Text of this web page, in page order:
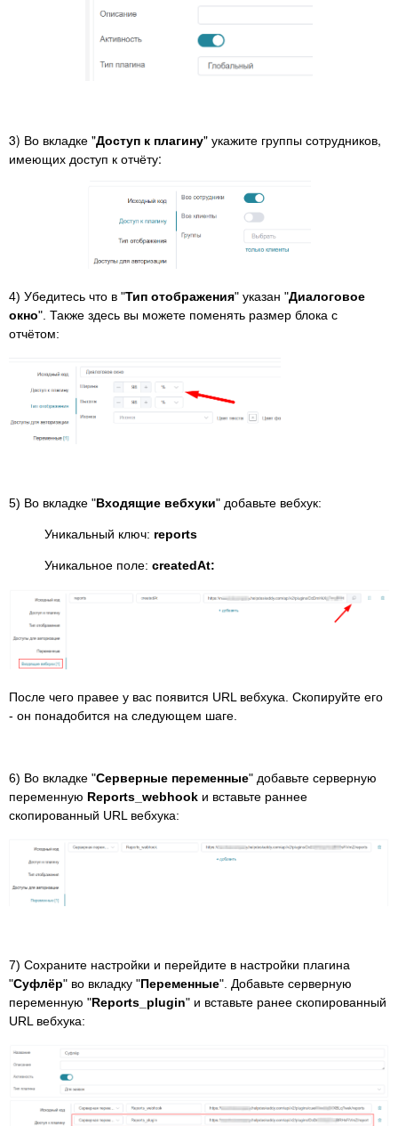
3) Во вкладке "Доступ к плагину" укажите группы сотрудников,
имеющих доступ к отчёту:
4) Убедитесь что в "Тип отображения" указан "Диалоговое
окно". Также здесь вы можете поменять размер блока с
отчётом:
5) Во вкладке "Входящие вебхуки" добавьте вебхук:
Уникальный ключ: reports
Уникальное поле: createdAt:
После чего правее у вас появится URL вебхука. Скопируйте его
- он понадобится на следующем шаге.
6) Во вкладке "Серверные переменные" добавьте серверную
переменную Reports_webhook и вставьте раннее
скопированный URL вебхука:
7) Сохраните настройки и перейдите в настройки плагина
"Суфлёр" во вкладку "Переменные". Добавьте серверную
переменную "Reports_plugin" и вставьте ранее скопированный
URL вебхука: